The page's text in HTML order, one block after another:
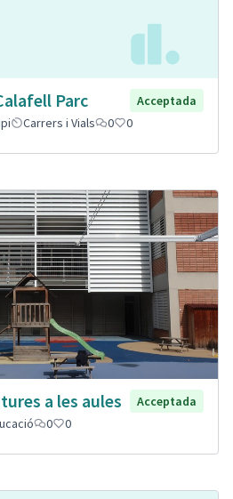
Parc
Acceptada
Carrers i Vials 0 0
a les aules
Acceptada
0 0